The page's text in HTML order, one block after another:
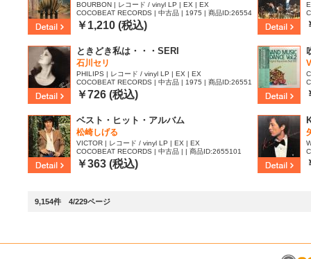
BOURBON | レコード / vinyl LP | EX | EX
COCOBEAT RECORDS | 中古品 | 1975 | 商品ID:26554
14
￥1,210 (税込)
ときどき私は・・・SERI
石川セリ
PHILIPS | レコード / vinyl LP | EX | EX
COCOBEAT RECORDS | 中古品 | 1975 | 商品ID:26551
59
￥726 (税込)
ベスト・ヒット・アルバム
松崎しげる
VICTOR | レコード / vinyl LP | EX | EX
COCOBEAT RECORDS | 中古品 | | 商品ID:2655101
￥363 (税込)
9,154件 4/229ページ